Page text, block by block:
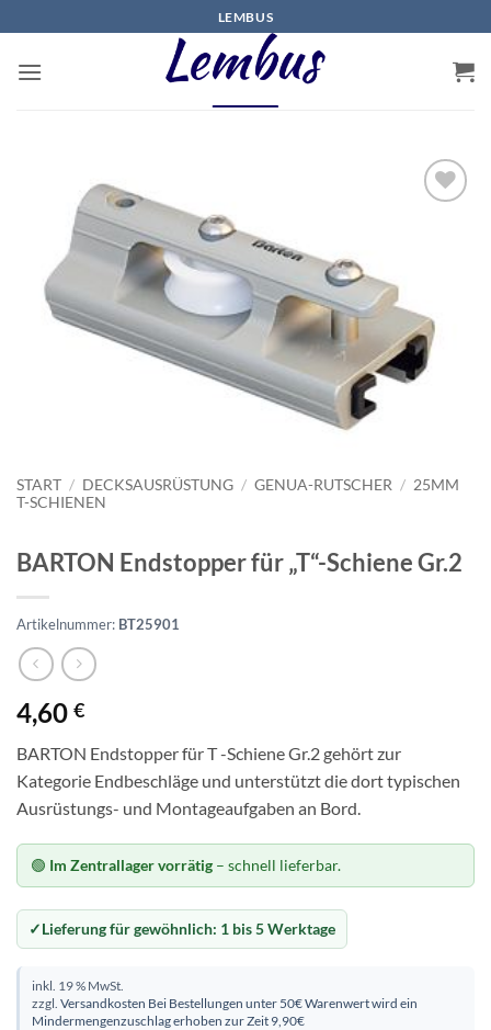
Inhalt
springen
LEMBUS
START / DECKSAUSRÜSTUNG / GENUA-RUTSCHER / 25MM
T-SCHIENEN
BARTON Endstopper für „T“-Schiene Gr.2
Artikelnummer: BT25901
4,60 €
BARTON Endstopper für T -Schiene Gr.2 gehört zur
Kategorie Endbeschläge und unterstützt die dort typischen
Ausrüstungs- und Montageaufgaben an Bord.
🟢 Im Zentrallager vorrätig – schnell lieferbar.
Lieferung für gewöhnlich: 1 bis 5 Werktage
inkl. 19 % MwSt.
zzgl. Versandkosten Bei Bestellungen unter 50€ Warenwert wird ein
Mindermengenzuschlag erhoben zur Zeit 9,90€